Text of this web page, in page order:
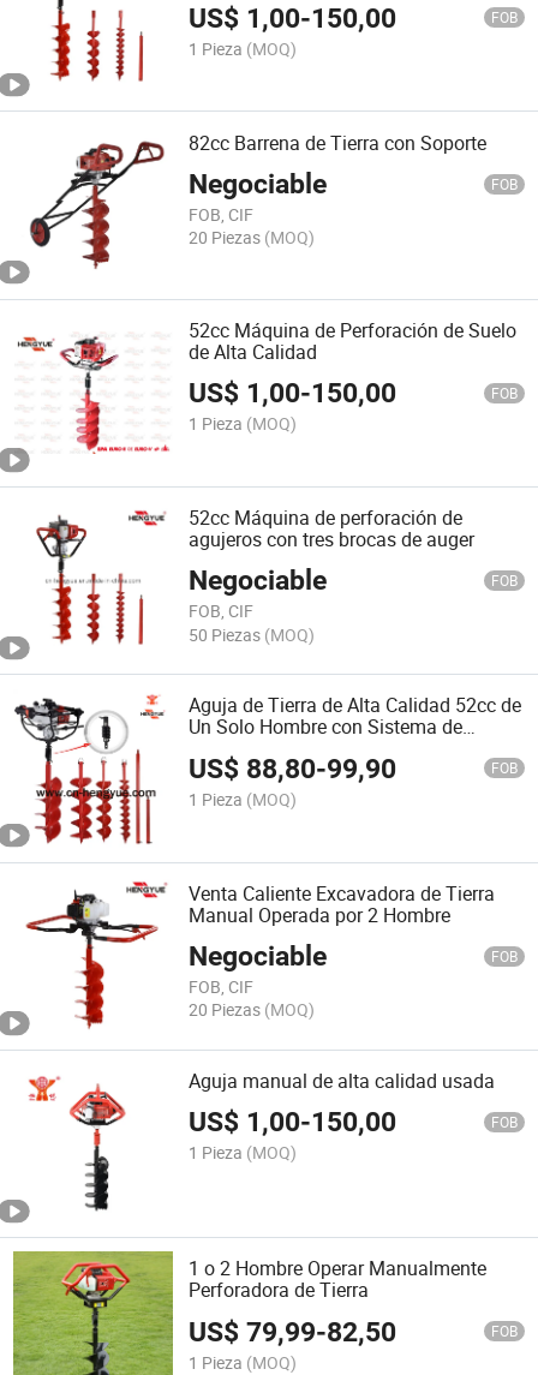
US$ 1,00-150,00 FOB
1 Pieza (MOQ)
82cc Barrena de Tierra con Soporte
Negociable FOB
FOB, CIF
20 Piezas (MOQ)
52cc Máquina de Perforación de Suelo
de Alta Calidad
US$ 1,00-150,00 FOB
1 Pieza (MOQ)
52cc Máquina de perforación de
agujeros con tres brocas de auger
Negociable FOB
FOB, CIF
50 Piezas (MOQ)
Aguja de Tierra de Alta Calidad 52cc de
Un Solo Hombre con Sistema de
US$ 88,80-99,90 FOB
1 Pieza (MOQ)
Venta Caliente Excavadora de Tierra
Manual Operada por 2 Hombre
Negociable FOB
FOB, CIF
20 Piezas (MOQ)
Aguja manual de alta calidad usada
US$ 1,00-150,00 FOB
1 Pieza (MOQ)
1 o 2 Hombre Operar Manualmente
Perforadora de Tierra
US$79,99-82,50 FOB
1 Pieza (MOQ)